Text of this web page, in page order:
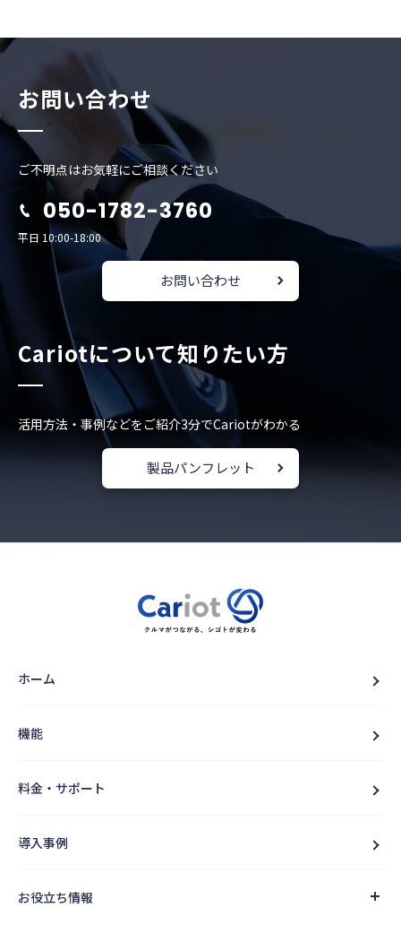
お問い合わせ
ご不明点はお気軽にご相談ください
050-1782-3760
平日 10:00-18:00
お問い合わせ
Cariotについて知りたい方
活用方法・事例などをご紹介3分でCariotがわかる
製品パンフレット
ホーム
機能
料金・サポート
導入事例
お役立ち情報